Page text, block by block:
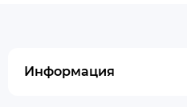
Информация